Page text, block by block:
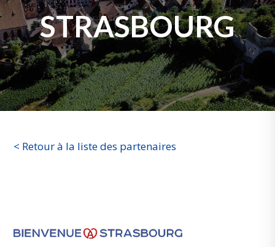
STRASBOURG
< Retour à la liste des partenaires